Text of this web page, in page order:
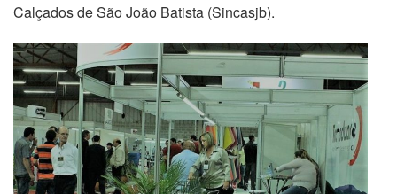
Calçados de São João Batista (Sincasjb).